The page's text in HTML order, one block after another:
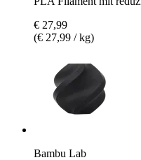
€ 27,99
(€ 27,99 / kg)
Bambu Lab